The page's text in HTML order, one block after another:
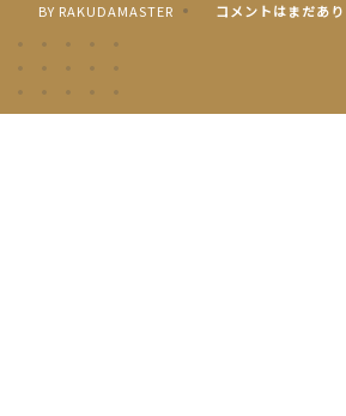
BY RAKUDAMASTER コメントはまだあ